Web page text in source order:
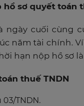
hồ sơ quyết toán
ngày cuối cùng
năm tài chính.
hạn nộp hồ sơ là
thuế TNDN
03/TNDN.